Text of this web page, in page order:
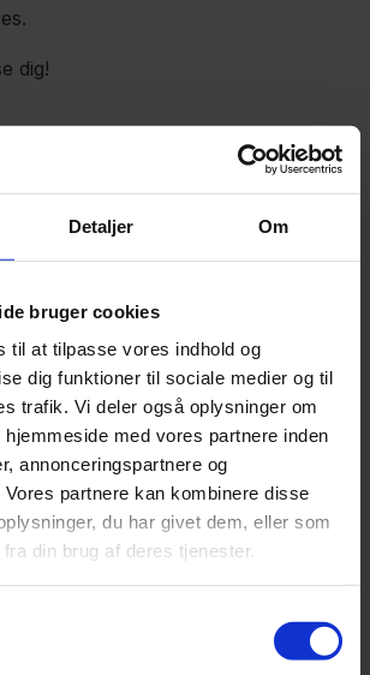
Detaljer Om
bruger cookies
til at tilpasse vores indhold og
dig funktioner til sociale medier og til
trafik. Vi deler også oplysninger om
med vores partnere inden
annonceringspartnere og
partnere kan kombinere disse
du har givet dem, eller som
din brug af deres tjenester.
dig!
tirsdag den 30. januar 2018
hos Nordea, Vestre Stationsvej 7,
sig til virksomhedsejere,
business-guru, Peter Fisk,
i den nyeste viden inden for ledelse,
til, hvordan du og din
rustes til fremtidige udfordringer